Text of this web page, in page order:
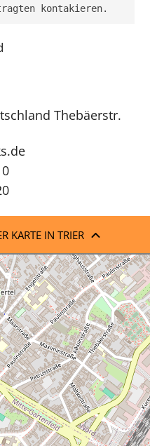
kontakieren.
Thebäerstr.
KARTE IN TRIER